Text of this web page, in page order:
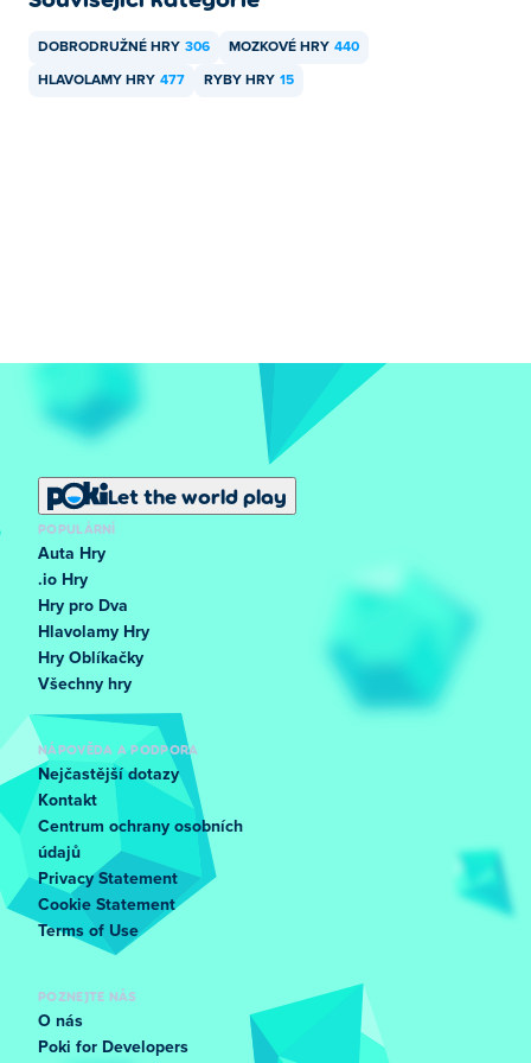
DOBRODRUŽNÉ HRY 306 MOZKOVÉ HRY 440
HLAVOLAMY HRY 477 RYBY HRY 15
Let the world play
POPULÁRNÍ
Auta Hry
.io Hry
Hry pro Dva
Hlavolamy Hry
Hry Oblíkačky
Všechny hry
NÁPOVĚDA A PODPORA
Nejčastější dotazy
Kontakt
Centrum ochrany osobních
údajů
Privacy Statement
Cookie Statement
Terms of Use
POZNEJTE NÁS
O nás
Poki for Developers